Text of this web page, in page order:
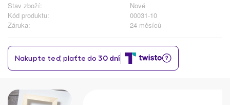
Stav zboží:
Nové
Kód produktu:
00031-10
Záruka:
24 měsíců